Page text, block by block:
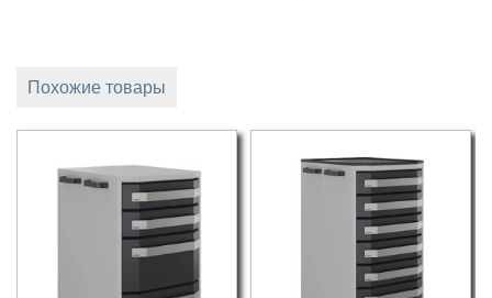
Похожие товары